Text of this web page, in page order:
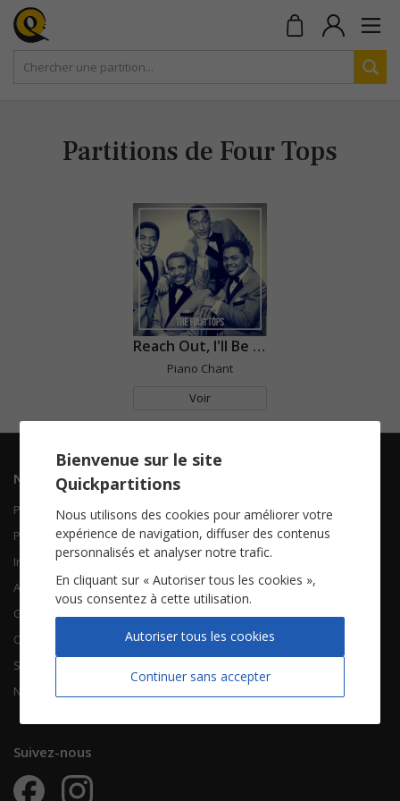
Partitions de Four Tops
Reach Out, I'll Be There
Piano Chant
Voir
Navigation
Piano Chant
Piano Solo
Instruments solistes
Accordéon
Guitare
Chorales
Songbooks
Nouvelles partitions
Contactez-nous
Qui sommes-nous
FAQ
À propos
CGV
Mentions légales
Vie privée
Suivez-nous
Bienvenue sur le site
Quickpartitions
Nous utilisons des cookies pour améliorer votre
expérience de navigation, diffuser des contenus
personnalisés et analyser notre trafic.
En cliquant sur « Autoriser tous les cookies »,
vous consentez à cette utilisation.
Continuer sans accepter
Autoriser tous les cookies